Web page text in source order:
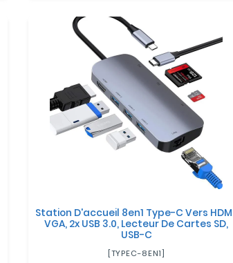
Station D'accueil 8en1 Type-C Vers
VGA, 2x USB 3.0, Lecteur De Cartes SD,
USB-C
[TYPEC-8EN1]